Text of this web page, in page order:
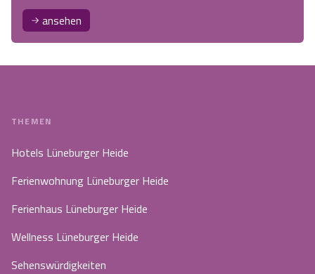
ansehen
THEMEN
Hotels Lüneburger Heide
Ferienwohnung Lüneburger Heide
Ferienhaus Lüneburger Heide
Wellness Lüneburger Heide
Sehenswürdigkeiten